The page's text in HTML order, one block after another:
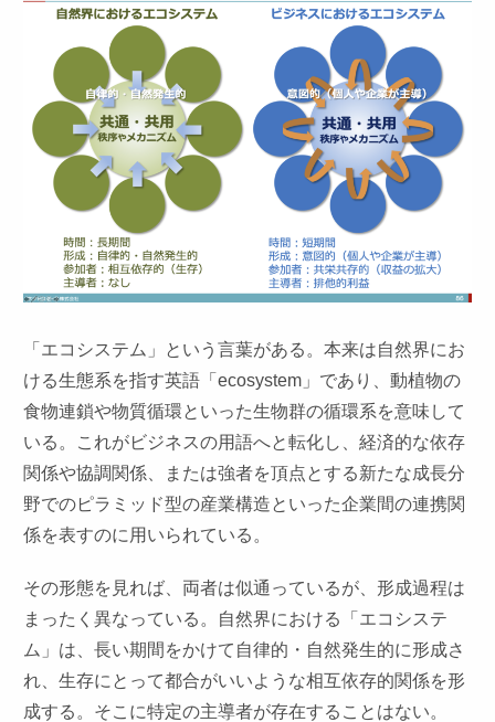
「エコシステム」という言葉がある。本来は自然界にお
ける生態系を指す英語「ecosystem」であり、動植物の
食物連鎖や物質循環といった生物群の循環系を意味して
いる。これがビジネスの用語へと転化し、経済的な依存
関係や協調関係、または強者を頂点とする新たな成長分
野でのピラミッド型の産業構造といった企業間の連携関
係を表すのに用いられている。
その形態を見れば、両者は似通っているが、形成過程は
まったく異なっている。自然界における「エコシステ
ム」は、長い期間をかけて自律的・自然発生的に形成さ
れ、生存にとって都合がいいような相互依存的関係を形
成する。そこに特定の主導者が存在することはない。